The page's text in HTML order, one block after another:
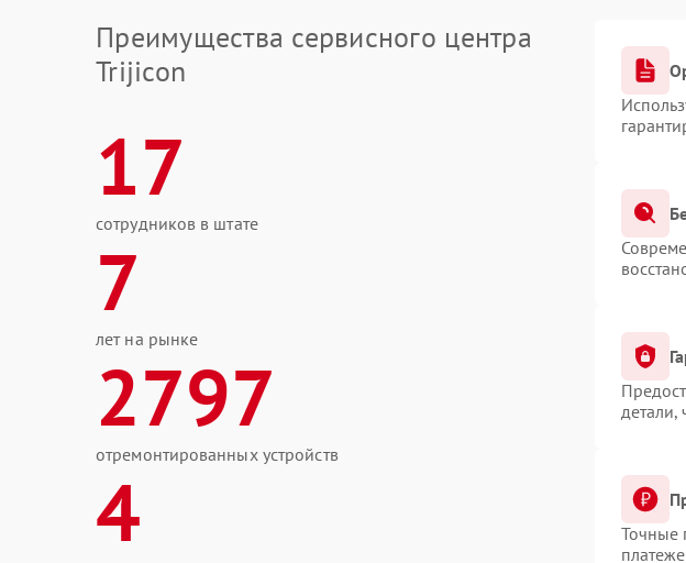
Преимущества сервисного центра
Trijicon
17
сотрудников в штате
7
лет на рынке
2797
отремонтированных устройств
4
детали,
Точные